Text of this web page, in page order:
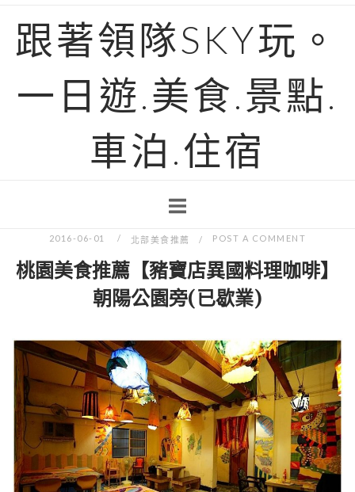
跟著領隊SKY玩。
一日遊.美食.景點.
車泊.住宿
2016-06-01 北部美食推薦 POST A COMMENT
桃園美食推薦【豬寶店異國料理咖啡】
朝陽公園旁(已歇業)